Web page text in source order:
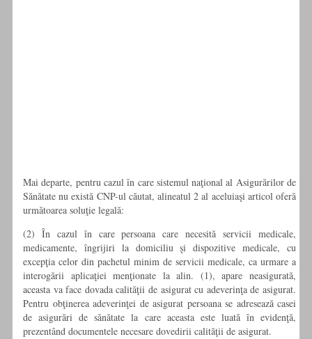
Mai departe, pentru cazul în care sistemul naţional al Asigurărilor de
Sănătate nu există CNP-ul căutat, alineatul 2 al aceluiaşi articol oferă
următoarea soluţie legală:
(2) În cazul în care persoana care necesită servicii medicale,
medicamente, îngrijiri la domiciliu şi dispozitive medicale, cu
excepţia celor din pachetul minim de servicii medicale, ca urmare a
interogării aplicaţiei menţionate la alin. (1), apare neasigurată,
aceasta va face dovada calităţii de asigurat cu adeverinţa de asigurat.
Pentru obţinerea adeverinţei de asigurat persoana se adresează casei
de asigurări de sănătate la care aceasta este luată în evidenţă,
prezentând documentele necesare dovedirii calităţii de asigurat.